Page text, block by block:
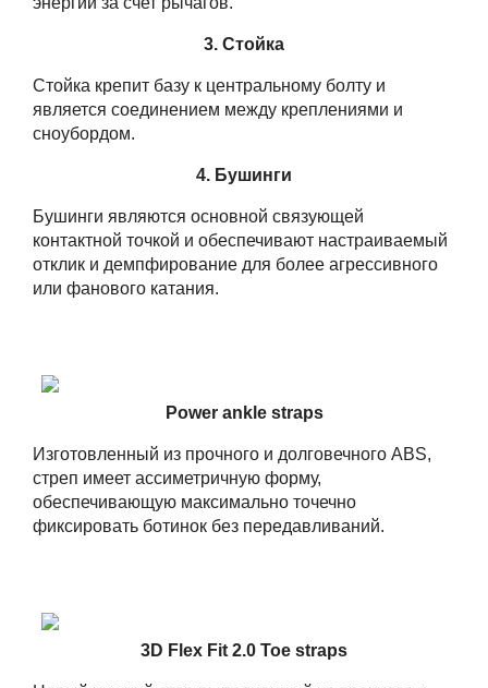
3. Стойка
Стойка крепит базу к центральному болту и
является соединением между креплениями и
сноубордом.
4. Бушинги
Бушинги являются основной связующей
контактной точкой и обеспечивают настраиваемый
отклик и демпфирование для более агрессивного
или фанового катания.
Power ankle straps
Изготовленный из прочного и долговечного ABS,
стреп имеет ассиметричную форму,
обеспечивающую максимально точечно
фиксировать ботинок без передавливаний.
3D Flex Fit 2.0 Toe straps